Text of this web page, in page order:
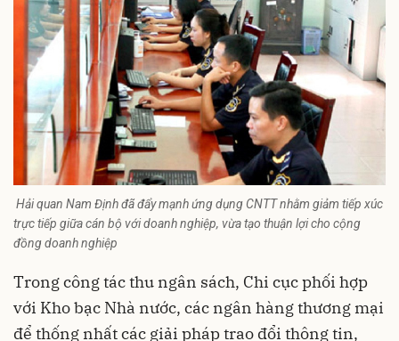
Hải quan Nam Định đã đẩy mạnh ứng dụng CNTT nhằm giảm tiếp xúc
trực tiếp giữa cán bộ với doanh nghiệp, vừa tạo thuận lợi cho cộng
đồng doanh nghiệp
Trong công tác thu ngân sách, Chi cục phối hợp
với Kho bạc Nhà nước, các ngân hàng thương mại
để thống nhất các giải pháp trao đổi thông tin,